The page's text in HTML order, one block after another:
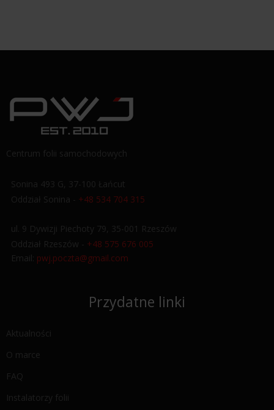
Centrum folii samochodowych
Sonina 493 G, 37-100 Łańcut
Oddział Sonina - +48 534 704 315
ul. 9 Dywizji Piechoty 79, 35-001 Rzeszów
Oddział Rzeszów - +48 575 676 005
Email: pwj.poczta@gmail.com
Przydatne linki
Aktualności
O marce
FAQ
Instalatorzy folii